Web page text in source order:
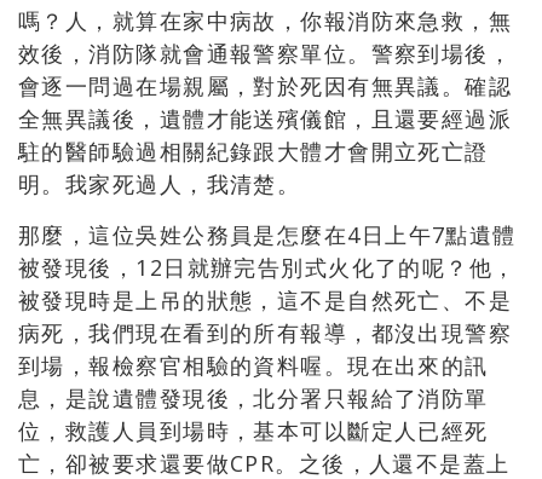
嗎？人，就算在家中病故，你報消防來急救，無
效後，消防隊就會通報警察單位。警察到場後，
會逐一問過在場親屬，對於死因有無異議。確認
全無異議後，遺體才能送殯儀館，且還要經過派
駐的醫師驗過相關紀錄跟大體才會開立死亡證
明。我家死過人，我清楚。
那麼，這位吳姓公務員是怎麼在4日上午7點遺體
被發現後， 12日就辦完告別式火化了的呢？他，
被發現時是上吊的狀態，這不是自然死亡、不是
病死，我們現在看到的所有報導，都沒出現警察
到場，報檢察官相驗的資料喔。現在出來的訊
息，是說遺體發現後，北分署只報給了消防單
位，救護人員到場時，基本可以斷定人已經死
亡，卻被要求還要做CPR。之後，人還不是蓋上